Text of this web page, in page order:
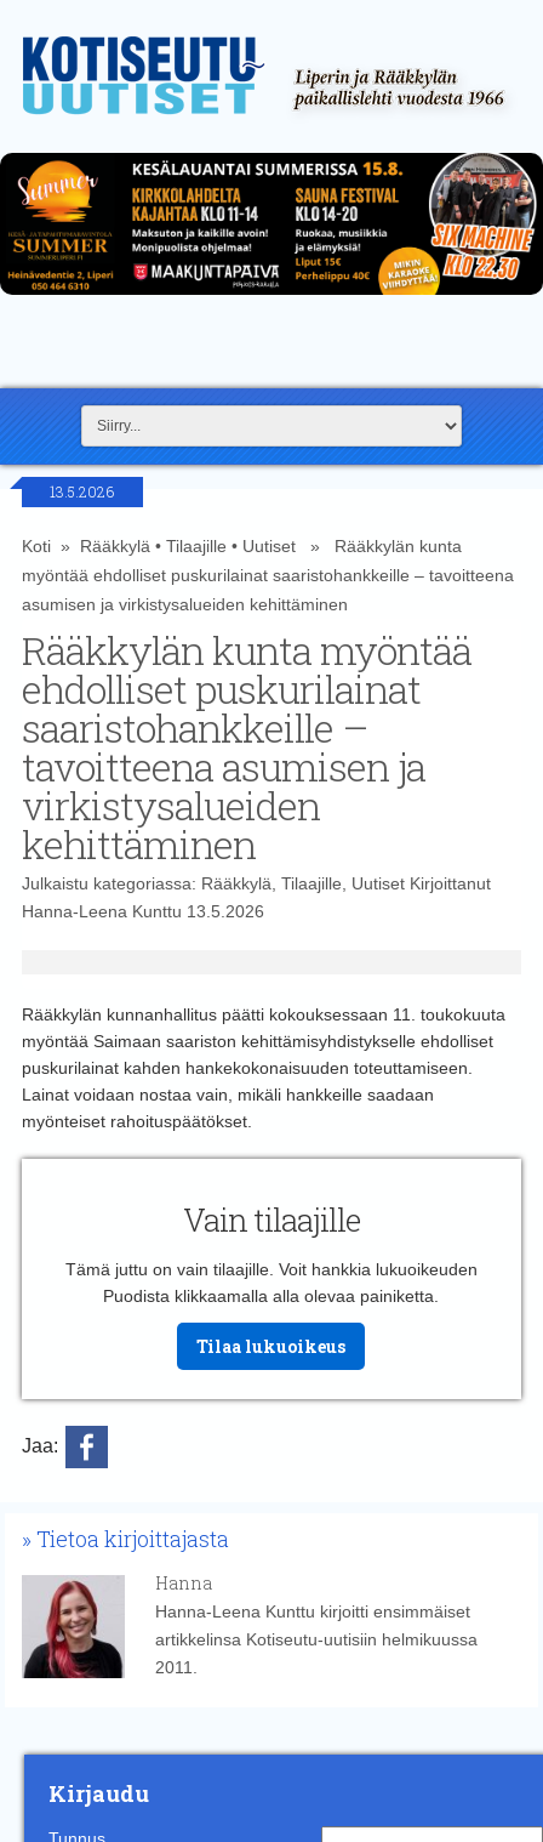
13.5.2026
Koti» Rääkkylä• Tilaajille • Uutiset» Rääkkylän kunta
myöntää ehdolliset puskurilainat saaristohankkeille – tavoitteena
asumisen ja virkistysalueiden kehittäminen
Rääkkylän kunta myöntää
ehdolliset puskurilainat
saaristohankkeille –
tavoitteena asumisen ja
virkistysalueiden
kehittäminen
Julkaistu kategoriassa: Rääkkylä, Tilaajille, UutisetKirjoittanut
Hanna-Leena Kunttu 13.5.2026
Rääkkylän kunnanhallitus päätti kokouksessaan 11. toukokuuta
myöntää Saimaan saariston kehittämisyhdistykselle ehdolliset
puskurilainat kahden hankekokonaisuuden toteuttamiseen.
Lainat voidaan nostaa vain, mikäli hankkeille saadaan
myönteiset rahoituspäätökset.
Vain tilaajille
Tämä juttu on vain tilaajille. Voit hankkia lukuoikeuden
Puodista klikkaamalla alla olevaa painiketta.
Tilaa lukuoikeus
Jaa:
Tietoa kirjoittajasta
Hanna
Hanna-Leena Kunttu kirjoitti ensimmäiset
artikkelinsa Kotiseutu-uutisiin helmikuussa
2011.
Kirjaudu